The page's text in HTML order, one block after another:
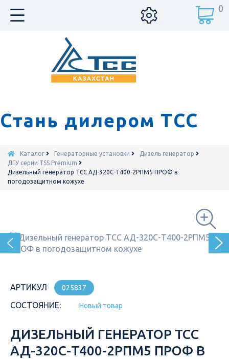
Стань дилером ТСС
0
Каталог Генераторные установки
Дизель генератор
ДГУ серии TSS Premium
Дизельный генератор ТСС АД-320С-Т400-2РПМ5 ПРОФ в
погодозащитном кожухе
АРТИКУЛ 025837
СОСТОЯНИЕ: Новый товар
ДИЗЕЛЬНЫЙ ГЕНЕРАТОР ТСС
АД-320С-Т400-2РПМ5 ПРОФ В